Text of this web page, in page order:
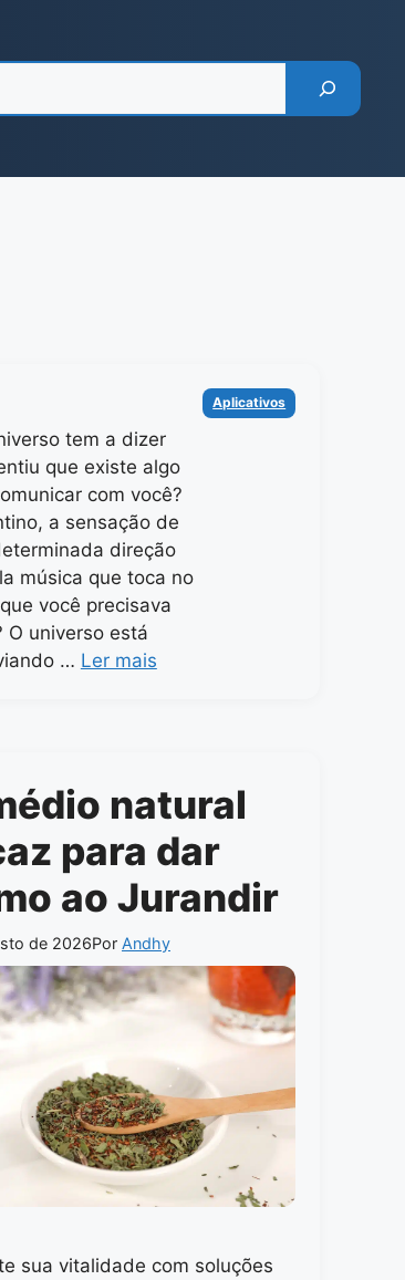
tem a dizer
que existe algo
com você?
a sensação de
direção
música que toca no
você precisava
O universo está
… Ler mais
Categorias
Aplicativos
natural
para dar
ao Jurandir
de 2026Por Andhy
sua vitalidade com soluções